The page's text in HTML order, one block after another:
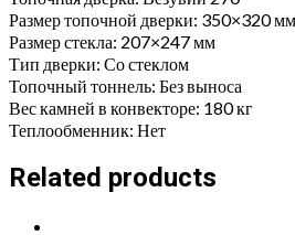
Размер топочной дверки: 350×320 мм
Размер стекла: 207×247 мм
Тип дверки: Со стеклом
Топочный тоннель: Без выноса
Вес камней в конвекторе: 180 кг
Теплообменник: Нет
Related products